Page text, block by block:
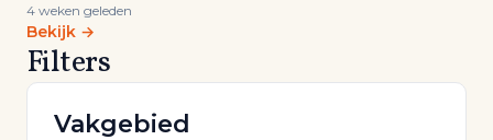
4 weken geleden
Bekijk →
Filters
Vakgebied